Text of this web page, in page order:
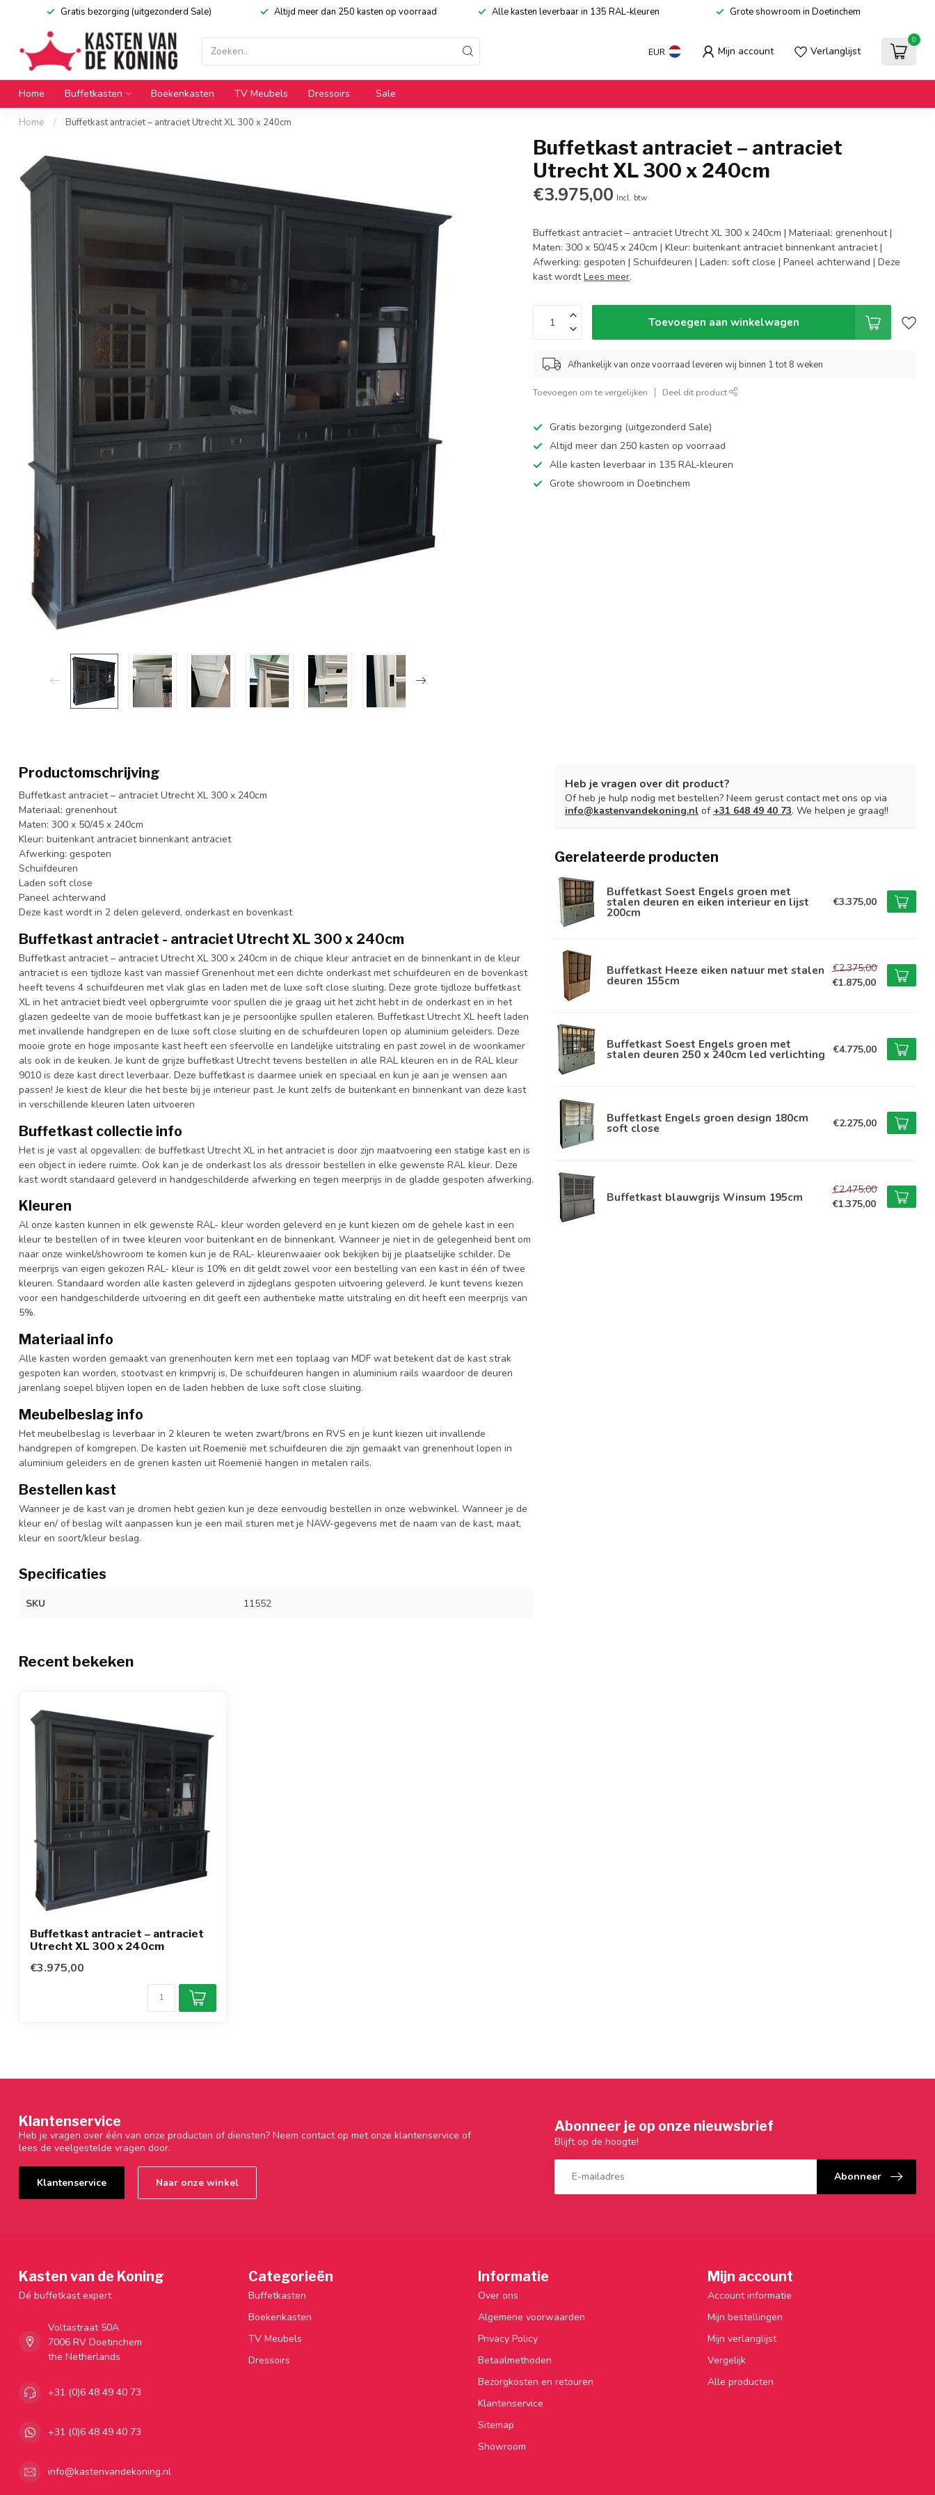
Gratis bezorging (uitgezonderd Sale) Altijd meer dan 250 kasten op voorraad Alle kasten leverbaar in 135 RAL-kleuren Grote showroom in Doetinchem
EUR Mijn account Verlanglijst
0
Home Buffetkasten Boekenkasten TV Meubels Dressoirs Sale
Home / Buffetkast antraciet – antraciet Utrecht XL 300 x 240cm
Buffetkast antraciet – antraciet
Utrecht XL 300 x 240cm
€3.975,00 Incl. btw
Buffetkast antraciet – antraciet Utrecht XL 300 x 240cm | Materiaal: grenenhout |
Maten: 300 x 50/45 x 240cm | Kleur: buitenkant antraciet binnenkant antraciet |
Afwerking: gespoten | Schuifdeuren | Laden: soft close | Paneel achterwand | Deze
kast wordtLees meer.
Toevoegen aan winkelwagen
Afhankelijk van onze voorraad leveren wij binnen 1 tot 8 weken
Toevoegen om te vergelijken Deel dit product
Gratis bezorging (uitgezonderd Sale)
Altijd meer dan 250 kasten op voorraad
Alle kasten leverbaar in 135 RAL-kleuren
Grote showroom in Doetinchem
Productomschrijving
Buffetkast antraciet – antraciet Utrecht XL 300 x 240cm
Materiaal: grenenhout
Maten: 300 x 50/45 x 240cm
Kleur: buitenkant antraciet binnenkant antraciet
Afwerking: gespoten
Schuifdeuren
Laden soft close
Paneel achterwand
Deze kast wordt in 2 delen geleverd, onderkast en bovenkast
Buffetkast antraciet - antraciet Utrecht XL 300 x 240cm
Buffetkast antraciet – antraciet Utrecht XL 300 x 240cm in de chique kleur antraciet en de binnenkant in de kleur
antraciet is een tijdloze kast van massief Grenenhout met een dichte onderkast met schuifdeuren en de bovenkast
heeft tevens 4 schuifdeuren met vlak glas en laden met de luxe soft close sluiting. Deze grote tijdloze buffetkast
XL in het antraciet biedt veel opbergruimte voor spullen die je graag uit het zicht hebt in de onderkast en in het
glazen gedeelte van de mooie buffetkast kan je je persoonlijke spullen etaleren. Buffetkast Utrecht XL heeft laden
met invallende handgrepen en de luxe soft close sluiting en de schuifdeuren lopen op aluminium geleiders. Deze
mooie grote en hoge imposante kast heeft een sfeervolle en landelijke uitstraling en past zowel in de woonkamer
als ook in de keuken. Je kunt de grijze buffetkast Utrecht tevens bestellen in alle RAL kleuren en in de RAL kleur
9010 is deze kast direct leverbaar. Deze buffetkast is daarmee uniek en speciaal en kun je aan je wensen aan
passen! Je kiest de kleur die het beste bij je interieur past. Je kunt zelfs de buitenkant en binnenkant van deze kast
in verschillende kleuren laten uitvoeren
Buffetkast collectie info
Het is je vast al opgevallen: de buffetkast Utrecht XL in het antraciet is door zijn maatvoering een statige kast en is
een object in iedere ruimte. Ook kan je de onderkast los als dressoir bestellen in elke gewenste RAL kleur. Deze
kast wordt standaard geleverd in handgeschilderde afwerking en tegen meerprijs in de gladde gespoten afwerking.
Kleuren
Al onze kasten kunnen in elk gewenste RAL- kleur worden geleverd en je kunt kiezen om de gehele kast in een
kleur te bestellen of in twee kleuren voor buitenkant en de binnenkant. Wanneer je niet in de gelegenheid bent om
naar onze winkel/showroom te komen kun je de RAL- kleurenwaaier ook bekijken bij je plaatselijke schilder. De
meerprijs van eigen gekozen RAL- kleur is 10% en dit geldt zowel voor een bestelling van een kast in één of twee
kleuren. Standaard worden alle kasten geleverd in zijdeglans gespoten uitvoering geleverd. Je kunt tevens kiezen
voor een handgeschilderde uitvoering en dit geeft een authentieke matte uitstraling en dit heeft een meerprijs van
5%.
Materiaal info
Alle kasten worden gemaakt van grenenhouten kern met een toplaag van MDF wat betekent dat de kast strak
gespoten kan worden, stootvast en krimpvrij is, De schuifdeuren hangen in aluminium rails waardoor de deuren
jarenlang soepel blijven lopen en de laden hebben de luxe soft close sluiting.
Meubelbeslag info
Het meubelbeslag is leverbaar in 2 kleuren te weten zwart/brons en RVS en je kunt kiezen uit invallende
handgrepen of komgrepen. De kasten uit Roemenië met schuifdeuren die zijn gemaakt van grenenhout lopen in
aluminium geleiders en de grenen kasten uit Roemenië hangen in metalen rails.
Bestellen kast
Wanneer je de kast van je dromen hebt gezien kun je deze eenvoudig bestellen in onze webwinkel. Wanneer je de
kleur en/ of beslag wilt aanpassen kun je een mail sturen met je NAW-gegevens met de naam van de kast, maat,
kleur en soort/kleur beslag.
Specificaties
SKU 11552
Heb je vragen over dit product?
Of heb je hulp nodig met bestellen? Neem gerust contact met ons op via
info@kastenvandekoning.nl of +31 648 49 40 73. We helpen je graag!!
Gerelateerde producten
Buffetkast Soest Engels groen met
stalen deuren en eiken interieur en lijst
200cm
€3.375,00
Buffetkast Heeze eiken natuur met stalen
deuren 155cm
€2.375,00
€1.875,00
Buffetkast Soest Engels groen met
stalen deuren 250 x 240cm led verlichting €4.775,00
Buffetkast Engels groen design 180cm
soft close €2.275,00
Buffetkast blauwgrijs Winsum 195cm
€2.475,00
€1.375,00
Recent bekeken
Buffetkast antraciet – antraciet
Utrecht XL 300 x 240cm
€3.975,00
Klantenservice
Heb je vragen over één van onze producten of diensten? Neem contact op met onze klantenservice of
lees de veelgestelde vragen door.
Klantenservice Naar onze winkel
Abonneer je op onze nieuwsbrief
Blijft op de hoogte!
Abonneer
Kasten van de Koning
Dé buffetkast expert
Voltastraat 50A
7006 RV Doetinchem
the Netherlands
+31 (0)6 48 49 40 73
+31 (0)6 48 49 40 73
info@kastenvandekoning.nl
Categorieën
Buffetkasten
Boekenkasten
TV Meubels
Dressoirs
Informatie
Over ons
Algemene voorwaarden
Privacy Policy
Betaalmethoden
Bezorgkosten en retouren
Klantenservice
Sitemap
Showroom
Mijn account
Account informatie
Mijn bestellingen
Mijn verlanglijst
Vergelijk
Alle producten